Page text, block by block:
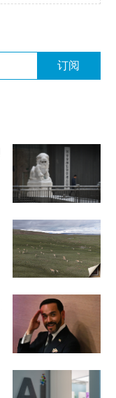
订阅